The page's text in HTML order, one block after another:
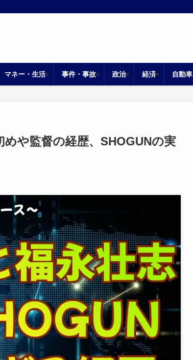
マネー・生活 事件・事故 政治 経済 自動車
や監督の経歴、SHOGUNの実